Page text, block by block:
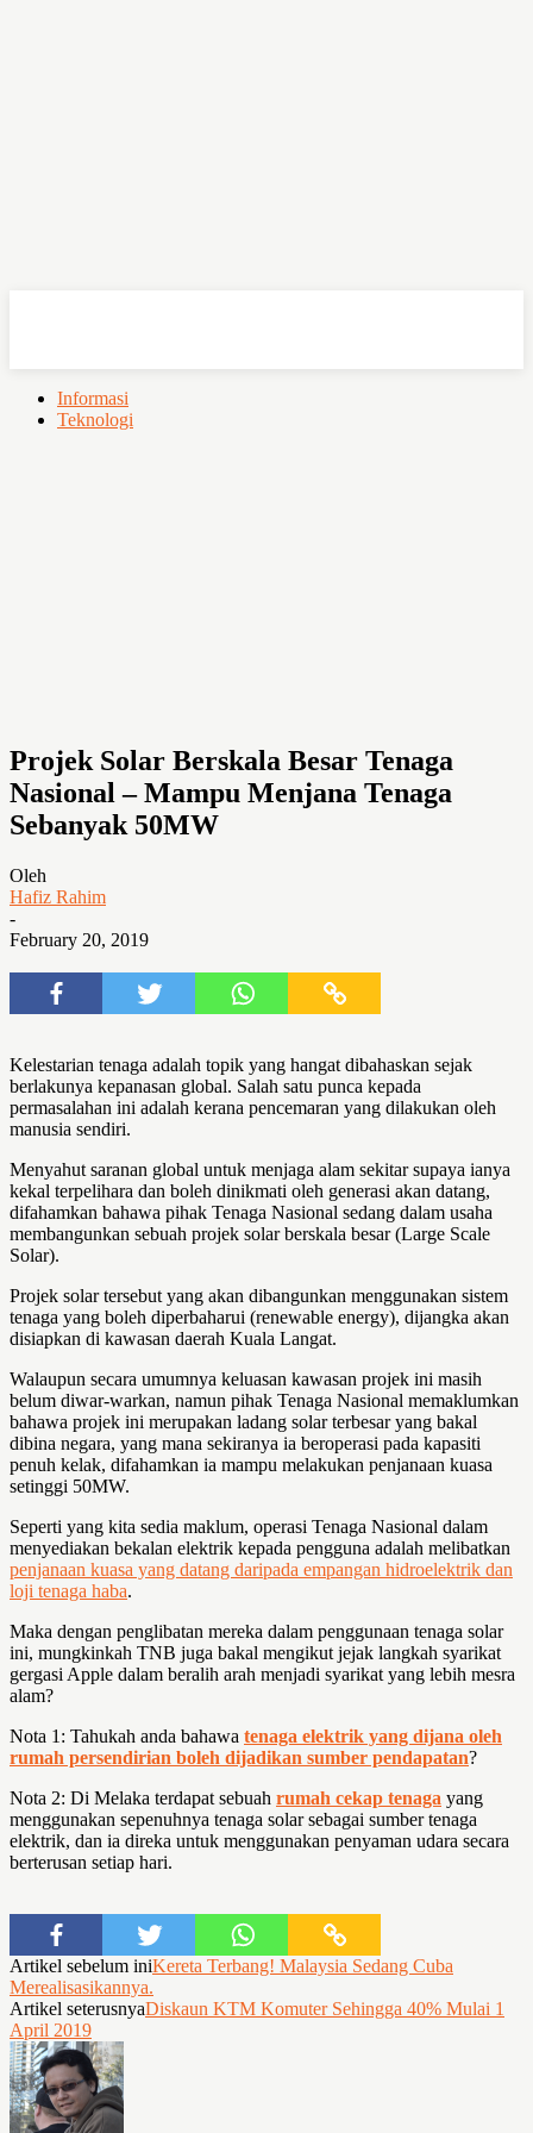
Informasi
Teknologi
Projek Solar Berskala Besar Tenaga
Nasional – Mampu Menjana Tenaga
Sebanyak 50MW
Oleh
Hafiz Rahim
-
February 20, 2019
Kelestarian tenaga adalah topik yang hangat dibahaskan sejak
berlakunya kepanasan global. Salah satu punca kepada
permasalahan ini adalah kerana pencemaran yang dilakukan oleh
manusia sendiri.
Menyahut saranan global untuk menjaga alam sekitar supaya ianya
kekal terpelihara dan boleh dinikmati oleh generasi akan datang,
difahamkan bahawa pihak Tenaga Nasional sedang dalam usaha
membangunkan sebuah projek solar berskala besar (Large Scale
Solar).
Projek solar tersebut yang akan dibangunkan menggunakan sistem
tenaga yang boleh diperbaharui (renewable energy), dijangka akan
disiapkan di kawasan daerah Kuala Langat.
Walaupun secara umumnya keluasan kawasan projek ini masih
belum diwar-warkan, namun pihak Tenaga Nasional memaklumkan
bahawa projek ini merupakan ladang solar terbesar yang bakal
dibina negara, yang mana sekiranya ia beroperasi pada kapasiti
penuh kelak, difahamkan ia mampu melakukan penjanaan kuasa
setinggi 50MW.
Seperti yang kita sedia maklum, operasi Tenaga Nasional dalam
menyediakan bekalan elektrik kepada pengguna adalah melibatkan
penjanaan kuasa yang datang daripada empangan hidroelektrik dan
loji tenaga haba.
Maka dengan penglibatan mereka dalam penggunaan tenaga solar
ini, mungkinkah TNB juga bakal mengikut jejak langkah syarikat
gergasi Apple dalam beralih arah menjadi syarikat yang lebih mesra
alam?
Nota 1: Tahukah anda bahawa tenaga elektrik yang dijana oleh
rumah persendirian boleh dijadikan sumber pendapatan?
Nota 2: Di Melaka terdapat sebuah rumah cekap tenaga yang
menggunakan sepenuhnya tenaga solar sebagai sumber tenaga
elektrik, dan ia direka untuk menggunakan penyaman udara secara
berterusan setiap hari.
Artikel sebelum iniKereta Terbang! Malaysia Sedang Cuba
Merealisasikannya.
Artikel seterusnyaDiskaun KTM Komuter Sehingga 40% Mulai 1
April 2019